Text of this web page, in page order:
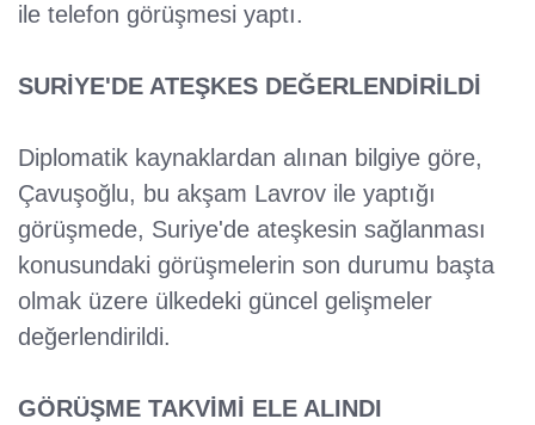
ile telefon görüşmesi yaptı.
SURİYE'DE ATEŞKES DEĞERLENDİRİLDİ
Diplomatik kaynaklardan alınan bilgiye göre,
Çavuşoğlu, bu akşam Lavrov ile yaptığı
görüşmede, Suriye'de ateşkesin sağlanması
konusundaki görüşmelerin son durumu başta
olmak üzere ülkedeki güncel gelişmeler
değerlendirildi.
GÖRÜŞME TAKVİMİ ELE ALINDI